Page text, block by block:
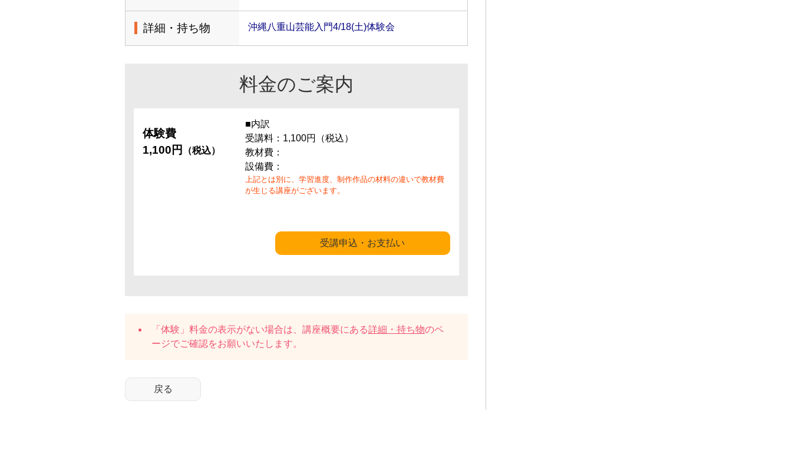
詳細・持ち物 沖縄八重山芸能入門4/18(土)体験会
料金のご案内
体験費
1,100円
（税込）
■内訳
受講料：1,100円（税込）
教材費：
設備費：
上記とは別に、学習進度、制作作品の材料の違いで教材費
が生じる講座がございます。
受講申込・お支払い
「体験」料金の表示がない場合は、講座概要にある詳細・持ち物のペ
ージでご確認をお願いいたします。